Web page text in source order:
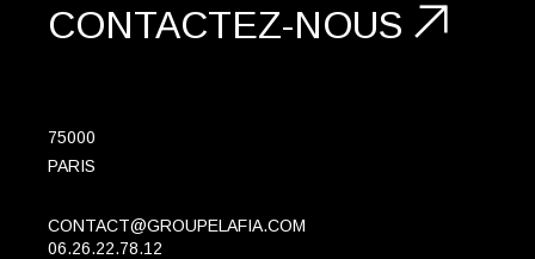
CONTACTEZ-NOUS
75000
PARIS
CONTACT@GROUPELAFIA.COM
06.26.22.78.12